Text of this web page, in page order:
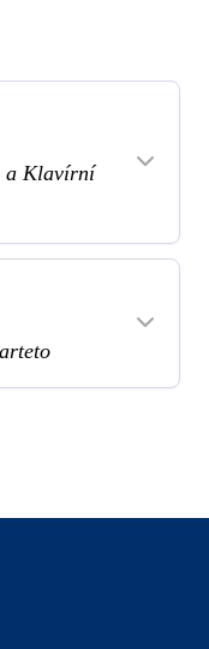
a Klavírní